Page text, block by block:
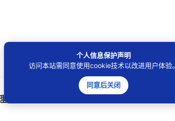
个人信息保护声明
访问本站需同意使用cookie技术以改进用户体验。
同意后关闭